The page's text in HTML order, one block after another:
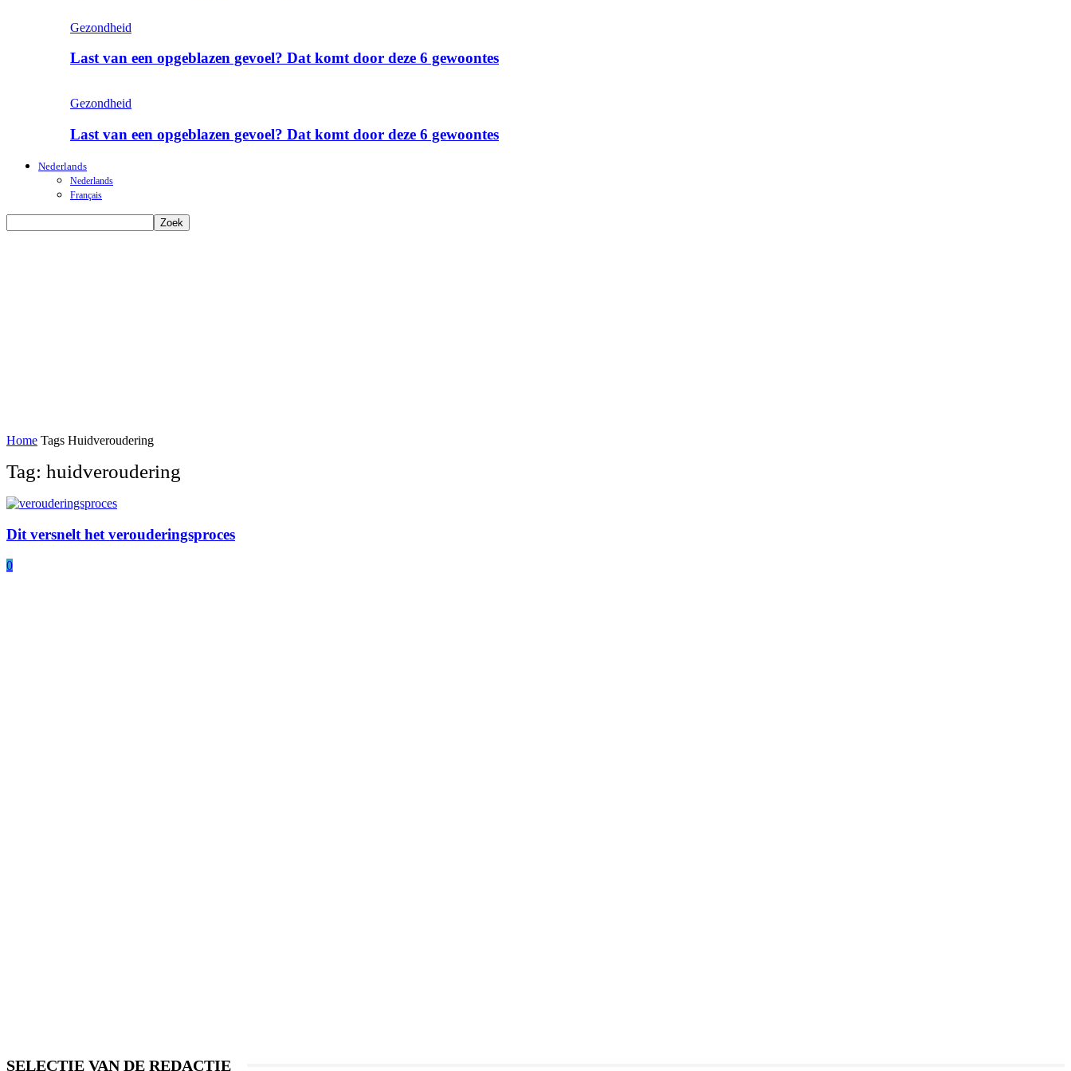
Gezondheid
Last van een opgeblazen gevoel? Dat komt door deze 6 gewoontes
Gezondheid
Last van een opgeblazen gevoel? Dat komt door deze 6 gewoontes
Nederlands
Nederlands
Français
Home Tags Huidveroudering
Tag: huidveroudering
Dit versnelt het verouderingsproces
0
SELECTIE VAN DE REDACTIE